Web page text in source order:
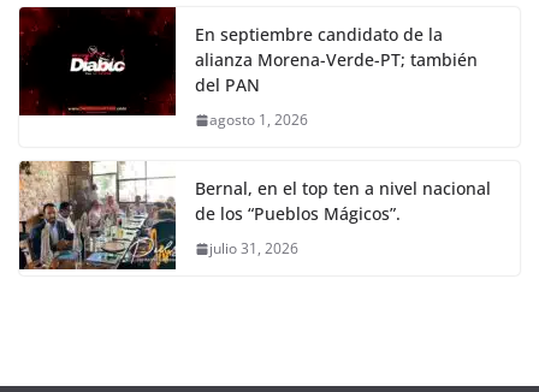
En septiembre candidato de la
alianza Morena-Verde-PT; también
del PAN
agosto 1, 2026
Bernal, en el top ten a nivel nacional
de los “Pueblos Mágicos”.
julio 31, 2026